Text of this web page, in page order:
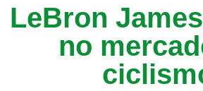
LeBron
no